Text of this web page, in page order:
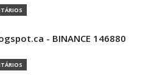
- BINANCE 146880